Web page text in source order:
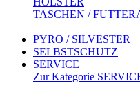
TASCHEN /
PYRO / SILVESTER
SELBSTSCHUTZ
SERVICE
Zur Kategorie